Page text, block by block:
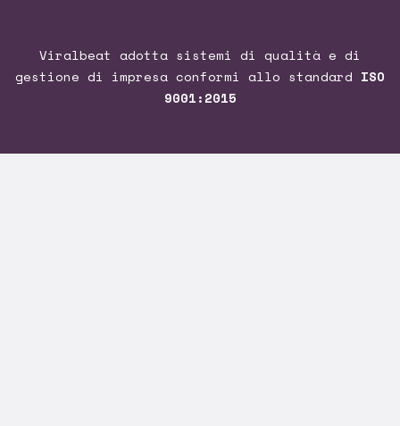
Viralbeat adotta sistemi di qualità e di
gestione di impresa conformi allo standard ISO
9001:2015